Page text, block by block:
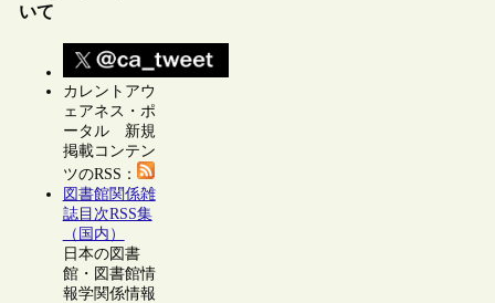
いて
カレントアウ
ェアネス・ポ
ータル 新規
掲載コンテン
ツのRSS：
図書館関係雑
誌目次RSS集
（国内）
日本の図書
館・図書館情
報学関係情報